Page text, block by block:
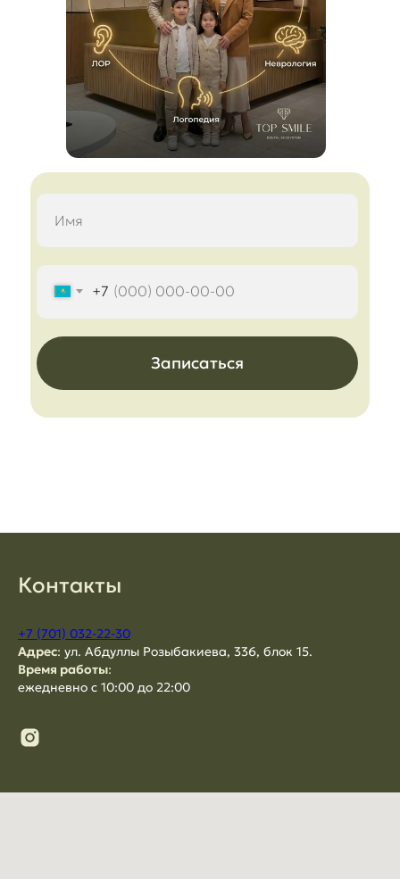
+7
Записаться
Контакты
+7 (701) 032-22-30
Адрес: ул. Абдуллы Розыбакиева, 336, блок 15.
Время работы:
ежедневно с 10:00 до 22:00